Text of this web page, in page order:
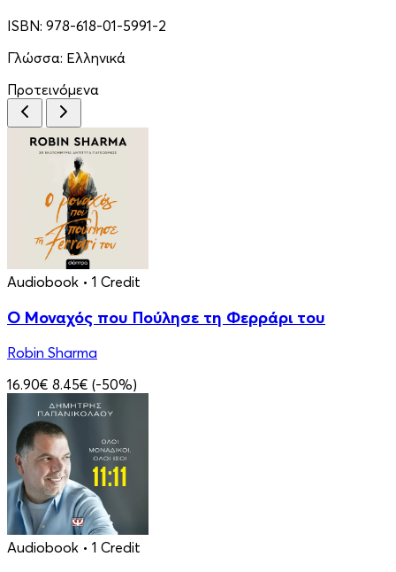
ISBN: 978-618-01-5991-2
Γλώσσα: Ελληνικά
Προτεινόμενα
Audiobook • 1 Credit
Ο Μοναχός που Πούλησε τη Φερράρι του
Robin Sharma
16.90€ 8.45€ (-50%)
Audiobook • 1 Credit